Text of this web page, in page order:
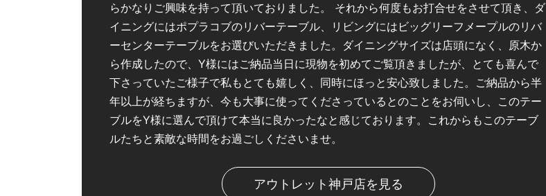
らかなりご興味を持って頂いておりました。 それから何度もお打合せをさせて頂き、ダ
イニングにはポプラコブのリバーテーブル、リビングにはビッグリーフメープルのリバ
ーセンターテーブルをお選びいただきました。ダイニングサイズは店頭になく、原木か
ら作成したので、Y様にはご納品当日に現物を初めてご覧頂きましたが、とても喜んで
下さっていたご様子で私もとても嬉しく、同時にほっと安心致しました。ご納品から半
年以上が経ちますが、今も大事に使ってくださっているとのことをお伺いし、このテー
ブルをY様に選んで頂けて本当に良かったなと感じております。これからもこのテーブ
ルたちと素敵な時間をお過ごしくださいませ。
アウトレット神戸店を見る